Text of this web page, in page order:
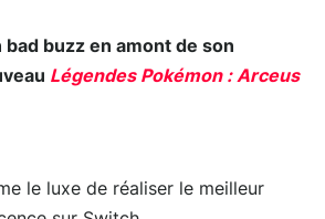
bad buzz en amont de son
Légendes Pokémon : Arceus
le luxe de réaliser le meilleur